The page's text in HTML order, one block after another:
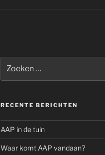
naar:
RECENTE BERICHTEN
AAP in de tuin
Waar komt AAP vandaan?